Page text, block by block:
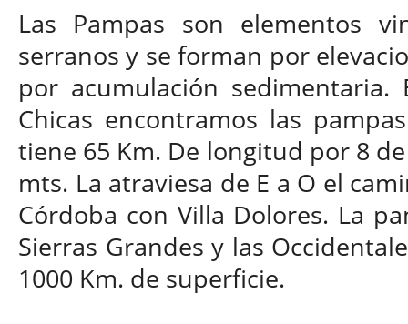
Las Pampas son elementos
serranos y se forman por
por acumulación
Chicas encontramos las
tiene 65 Km. De longitud por 8
mts. La atraviesa de E a O el
Córdoba con Villa Dolores. La
Sierras Grandes y las
1000 Km. de superficie.